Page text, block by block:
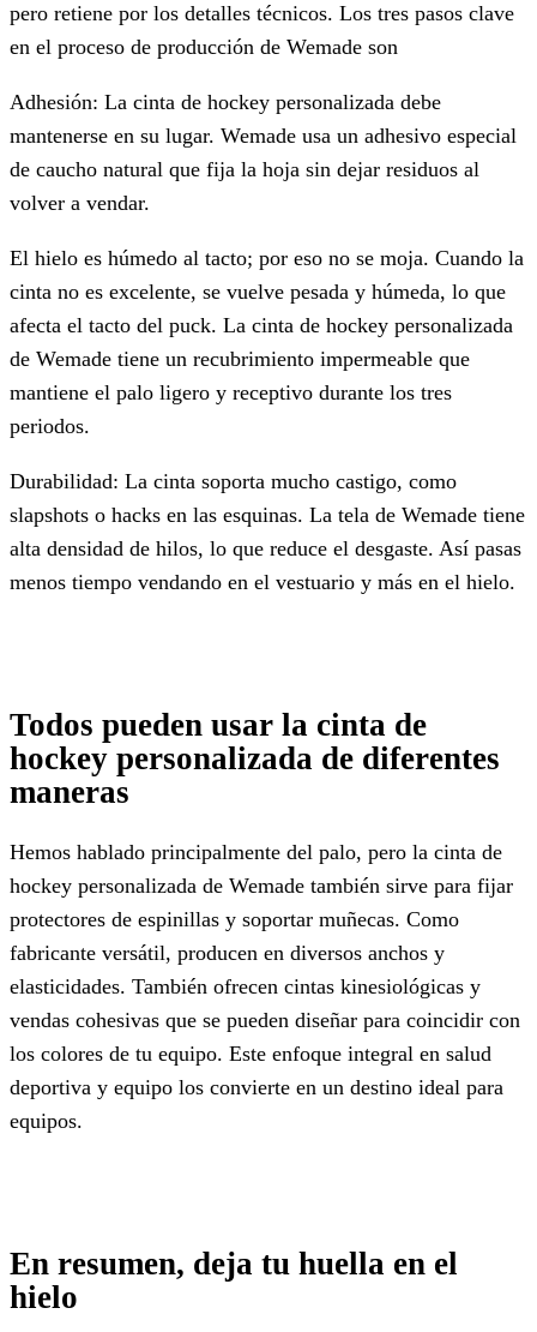
pero retiene por los detalles técnicos. Los tres pasos clave
en el proceso de producción de Wemade son
Adhesión: La cinta de hockey personalizada debe
mantenerse en su lugar. Wemade usa un adhesivo especial
de caucho natural que fija la hoja sin dejar residuos al
volver a vendar.
El hielo es húmedo al tacto; por eso no se moja. Cuando la
cinta no es excelente, se vuelve pesada y húmeda, lo que
afecta el tacto del puck. La cinta de hockey personalizada
de Wemade tiene un recubrimiento impermeable que
mantiene el palo ligero y receptivo durante los tres
periodos.
Durabilidad: La cinta soporta mucho castigo, como
slapshots o hacks en las esquinas. La tela de Wemade tiene
alta densidad de hilos, lo que reduce el desgaste. Así pasas
menos tiempo vendando en el vestuario y más en el hielo.
Todos pueden usar la cinta de
hockey personalizada de diferentes
maneras
Hemos hablado principalmente del palo, pero la cinta de
hockey personalizada de Wemade también sirve para fijar
protectores de espinillas y soportar muñecas. Como
fabricante versátil, producen en diversos anchos y
elasticidades. También ofrecen cintas kinesiológicas y
vendas cohesivas que se pueden diseñar para coincidir con
los colores de tu equipo. Este enfoque integral en salud
deportiva y equipo los convierte en un destino ideal para
equipos.
En resumen, deja tu huella en el
hielo